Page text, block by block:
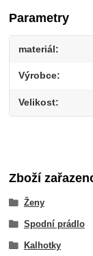
Parametry
materiál
Výrobce
Velikost
Zboží
Ženy
Spodní prádlo
Kalhotky